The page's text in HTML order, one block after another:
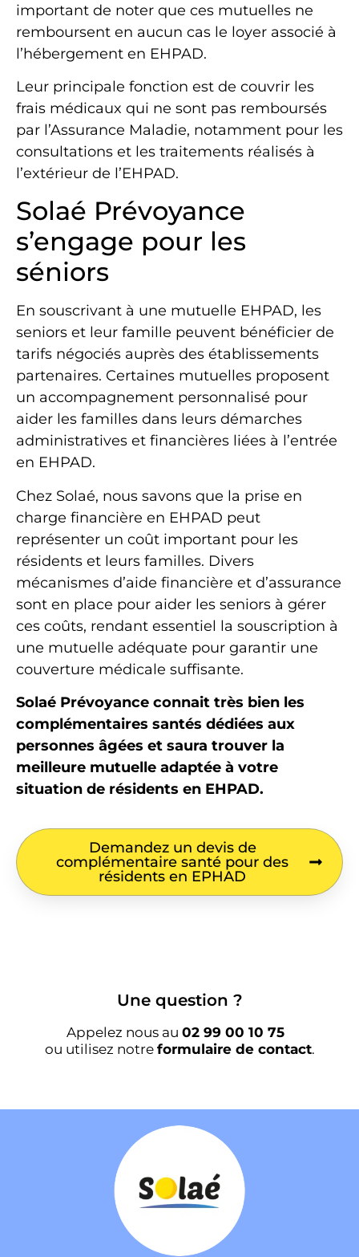
important de noter que ces mutuelles ne
remboursent en aucun cas le loyer associé à
l’hébergement en EHPAD.
Leur principale fonction est de couvrir les
frais médicaux qui ne sont pas remboursés
par l’Assurance Maladie, notamment pour les
consultations et les traitements réalisés à
l’extérieur de l’EHPAD.
Solaé Prévoyance
s’engage pour les
séniors
En souscrivant à une mutuelle EHPAD, les
seniors et leur famille peuvent bénéficier de
tarifs négociés auprès des établissements
partenaires. Certaines mutuelles proposent
un accompagnement personnalisé pour
aider les familles dans leurs démarches
administratives et financières liées à l’entrée
en EHPAD.
Chez Solaé, nous savons que la prise en
charge financière en EHPAD peut
représenter un coût important pour les
résidents et leurs familles. Divers
mécanismes d’aide financière et d’assurance
sont en place pour aider les seniors à gérer
ces coûts, rendant essentiel la souscription à
une mutuelle adéquate pour garantir une
couverture médicale suffisante.
Solaé Prévoyance connait très bien les
complémentaires santés dédiées aux
personnes âgées et saura trouver la
meilleure mutuelle adaptée à votre
situation de résidents en EHPAD.
Demandez un devis de
complémentaire santé pour des
résidents en EPHAD
Une question ?
Appelez nous au 02 99 00 10 75
ou utilisez notre formulaire de contact.